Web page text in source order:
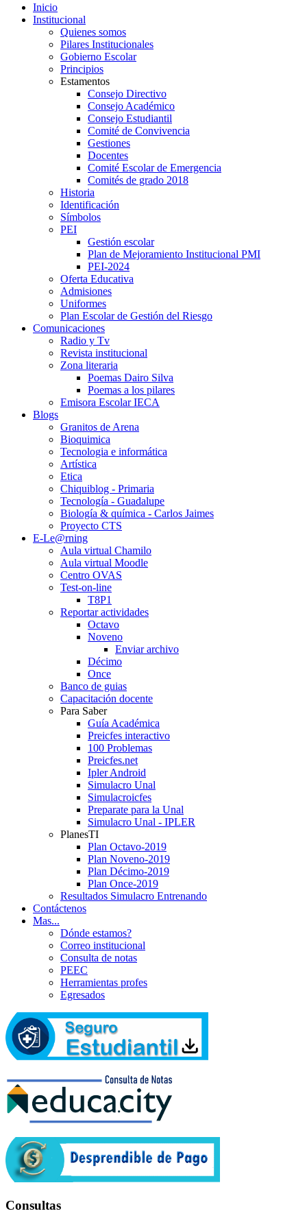
Inicio
Institucional
Quienes somos
Pilares Institucionales
Gobierno Escolar
Principios
Estamentos
Consejo Directivo
Consejo Académico
Consejo Estudiantil
Comité de Convivencia
Gestiones
Docentes
Comité Escolar de Emergencia
Comités de grado 2018
Historia
Identificación
Símbolos
PEI
Gestión escolar
Plan de Mejoramiento Institucional PMI
PEI-2024
Oferta Educativa
Admisiones
Uniformes
Plan Escolar de Gestión del Riesgo
Comunicaciones
Radio y Tv
Revista institucional
Zona literaria
Poemas Dairo Silva
Poemas a los pilares
Emisora Escolar IECA
Blogs
Granitos de Arena
Bioquimica
Tecnologia e informática
Artística
Etica
Chiquiblog - Primaria
Tecnología - Guadalupe
Biología & química - Carlos Jaimes
Proyecto CTS
E-Le@rning
Aula virtual Chamilo
Aula virtual Moodle
Centro OVAS
Test-on-line
T8P1
Reportar actividades
Octavo
Noveno
Enviar archivo
Décimo
Once
Banco de guias
Capacitación docente
Para Saber
Guía Académica
Preicfes interactivo
100 Problemas
Preicfes.net
Ipler Android
Simulacro Unal
Simulacroicfes
Preparate para la Unal
Simulacro Unal - IPLER
PlanesTI
Plan Octavo-2019
Plan Noveno-2019
Plan Décimo-2019
Plan Once-2019
Resultados Simulacro Entrenando
Contáctenos
Mas...
Dónde estamos?
Correo institucional
Consulta de notas
PEEC
Herramientas profes
Egresados
Consultas